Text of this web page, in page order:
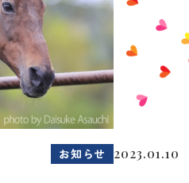
お知らせ 2023.01.10